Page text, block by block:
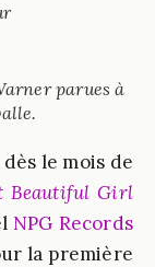
parues à
le mois de
Beautiful Girl
NPG Records
la première